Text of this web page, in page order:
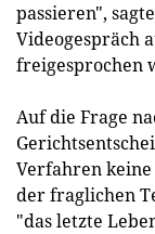
passieren",
Videogespräch
freigesprochen
Auf die Frage
Verfahren
der fraglichen
"das letzte